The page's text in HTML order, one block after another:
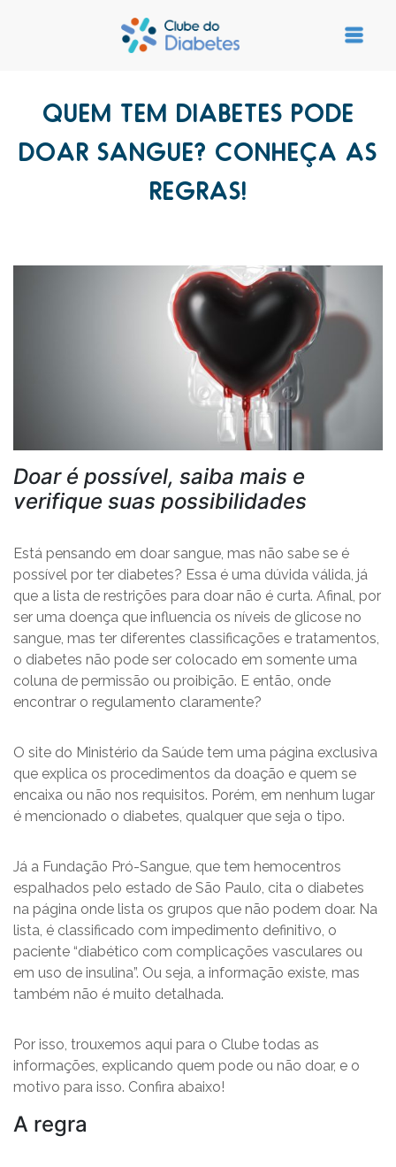
QUEM TEM DIABETES PODE
DOAR SANGUE? CONHEÇA AS
REGRAS!
Doar é possível, saiba mais e
verifique suas possibilidades
Está pensando em doar sangue, mas não sabe se é
possível por ter diabetes? Essa é uma dúvida válida, já
que a lista de restrições para doar não é curta. Afinal, por
ser uma doença que influencia os níveis de glicose no
sangue, mas ter diferentes classificações e tratamentos,
o diabetes não pode ser colocado em somente uma
coluna de permissão ou proibição. E então, onde
encontrar o regulamento claramente?
O site do Ministério da Saúde tem uma página exclusiva
que explica os procedimentos da doação e quem se
encaixa ou não nos requisitos. Porém, em nenhum lugar
é mencionado o diabetes, qualquer que seja o tipo.
Já a Fundação Pró-Sangue, que tem hemocentros
espalhados pelo estado de São Paulo, cita o diabetes
na página onde lista os grupos que não podem doar. Na
lista, é classificado com impedimento definitivo, o
paciente “diabético com complicações vasculares ou
em uso de insulina”. Ou seja, a informação existe, mas
também não é muito detalhada.
Por isso, trouxemos aqui para o Clube todas as
informações, explicando quem pode ou não doar, e o
motivo para isso. Confira abaixo!
A regra